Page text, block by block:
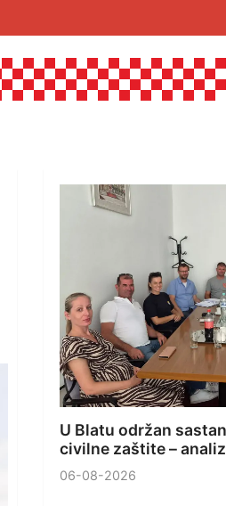
U Blatu održan
civilne zaštite –
06-08-2026